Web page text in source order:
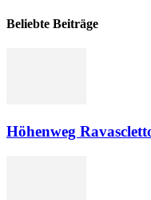
Beliebte Beiträge
Höhenweg